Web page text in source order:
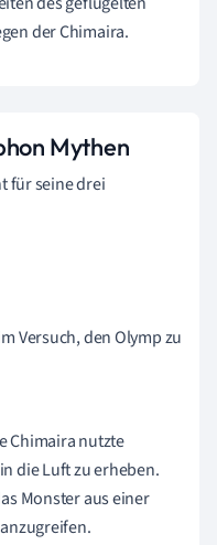
der Chimaira.
Mythen
für seine drei
Versuch, den Olymp zu
Chimaira nutzte
die Luft zu erheben.
Monster aus einer